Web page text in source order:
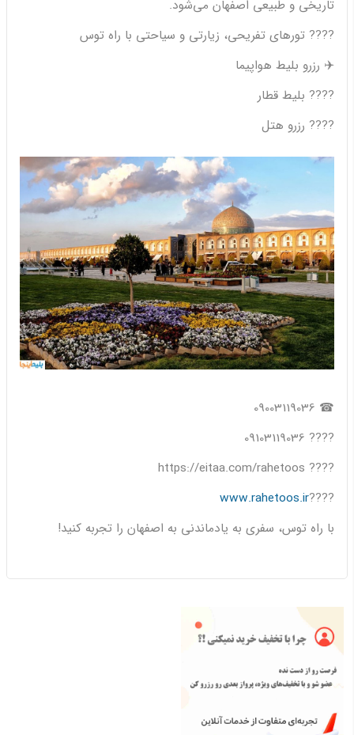
تاریخی و طبیعی اصفهان می‌شود.
???? تورهای تفریحی، زیارتی و سیاحتی با راه توس
✈️ رزرو بلیط هواپیما
???? بلیط قطار
???? رزرو هتل
☎ 09003119036
???? 09103119036
???? https://eitaa.com/rahetoos
????
www.rahetoos.ir
با راه توس، سفری به یادماندنی به اصفهان را تجربه کنید!